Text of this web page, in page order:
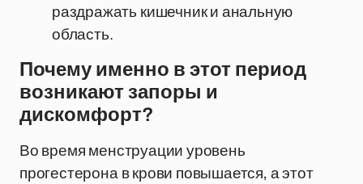
раздражать кишечник и анальную
область.
Почему именно в этот период
возникают запоры и
дискомфорт?
Во время менструации уровень
прогестерона в крови повышается, а этот